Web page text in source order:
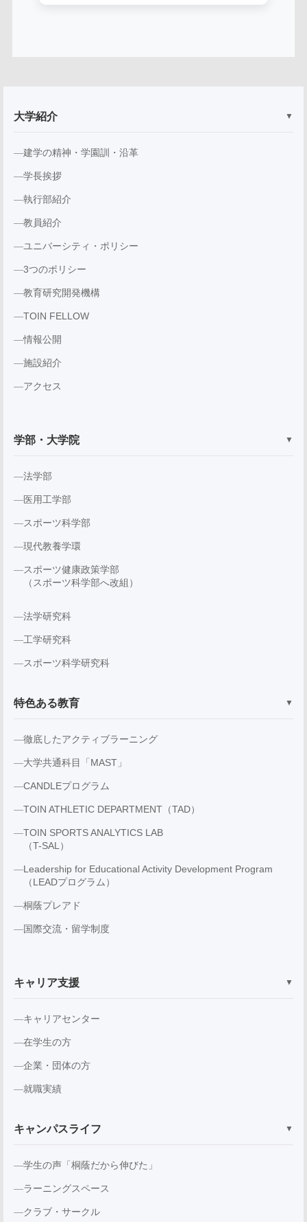
大学紹介 ▼
建学の精神・学園訓・沿革
学長挨拶
執行部紹介
教員紹介
ユニバーシティ・ポリシー
3つのポリシー
教育研究開発機構
TOIN FELLOW
情報公開
施設紹介
アクセス
学部・大学院 ▼
法学部
医用工学部
スポーツ科学部
現代教養学環
スポーツ健康政策学部
（スポーツ科学部へ改組）
法学研究科
工学研究科
スポーツ科学研究科
特色ある教育 ▼
徹底したアクティブラーニング
大学共通科目「MAST」
CANDLEプログラム
TOIN ATHLETIC DEPARTMENT（TAD）
TOIN SPORTS ANALYTICS LAB
（T-SAL）
Leadership for Educational Activity Development Program
（LEADプログラム）
桐蔭プレアド
国際交流・留学制度
キャリア支援 ▼
キャリアセンター
在学生の方
企業・団体の方
就職実績
キャンパスライフ ▼
学生の声「桐蔭だから伸びた」
ラーニングスペース
クラブ・サークル